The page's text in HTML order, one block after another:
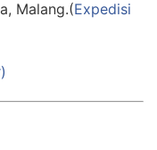
Malang.(Expedisi